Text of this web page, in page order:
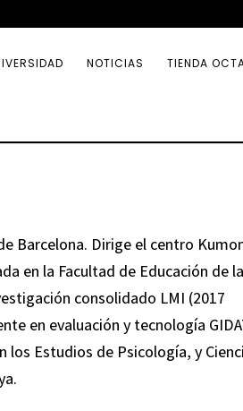
NOTICIAS TIENDA
Barcelona. Dirige el centro
en la Facultad de Educación de la
consolidado LMI (2017
en evaluación y tecnología
los Estudios de Psicología, y